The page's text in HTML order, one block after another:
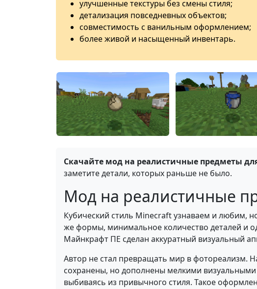
улучшенные текстуры без смены стиля;
детализация повседневных объектов;
совместимость с ванильным оформлением;
более живой и насыщенный инвентарь.
Скачайте мод на реалистичные предметы
заметите детали, которых раньше не было.
Мод на реалистичные
Кубический стиль Minecraft узнаваем и любим,
же формы, минимальное количество деталей и
Майнкрафт ПЕ сделан аккуратный визуальный
Автор не стал превращать мир в фотореализм.
сохранены, но дополнены мелкими
выбиваясь из привычного стиля. Такое